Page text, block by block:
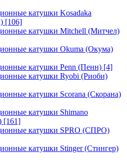
катушки Kosadaka
[106]
катушки Mitchell (Митчел)
катушки Okuma (Окума)
катушки Penn (Пенн) [4]
катушки Ryobi (Риоби)
катушки Scorana (Скорана)
катушки Shimano
[161]
катушки SPRO (СПРО)
катушки Stinger (Стингер)